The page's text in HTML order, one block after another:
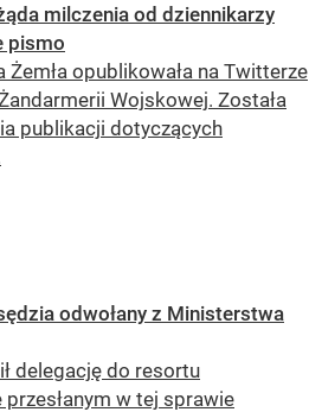
milczenia od dziennikarzy
pismo
Żemła opublikowała na Twitterze
Wojskowej. Została
publikacji dotyczących
odwołany z Ministerstwa
delegację do resortu
w tej sprawie